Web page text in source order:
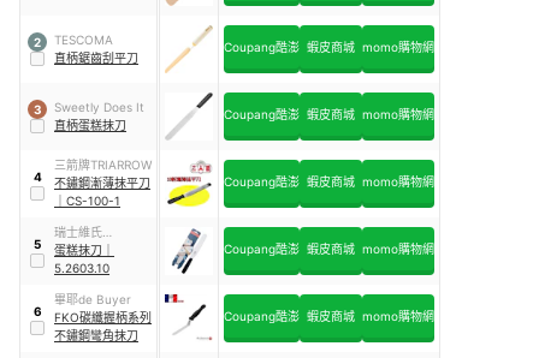
2
TESCOMA
直柄鋸齒刮平刀
Coupang酷澎 蝦皮商城 momo購物網
3
Sweetly Does It
直柄蛋糕抹刀
Coupang酷澎 蝦皮商城 momo購物網
4
三箭牌TRIARROW
不鏽鋼漸薄抹平刀
CS-100-1
Coupang酷澎 蝦皮商城 momo購物網
5
瑞士維氏
VICTORINOX
蛋糕抹刀
5.2603.10
Coupang酷澎 蝦皮商城 momo購物網
6
畢耶de Buyer
FKO碳纖握柄系列
不鏽鋼彎角抹刀
Coupang酷澎 蝦皮商城 momo購物網